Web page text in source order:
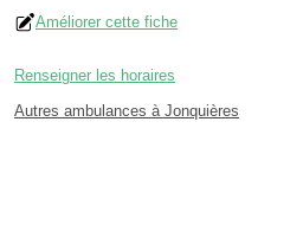
Améliorer cette fiche
Renseigner les horaires
Autres ambulances à Jonquières